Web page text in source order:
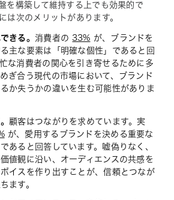
を構築して維持する上でも効果的で
は次のメリットがあります。
きる。 消費者の33% が、ブランドを
主な要素は「明確な個性」であると回
な消費者の関心を引き寄せるために多
ぎ合う現代の市場において、ブランド
か失うかの違いを生む可能性がありま
顧客はつながりを求めています。実
が、愛用するブランドを決める重要な
あると回答しています。嘘偽りなく、
値観に沿い、オーディエンスの共感を
イスを作り出すことが、信頼とつなが
ます。